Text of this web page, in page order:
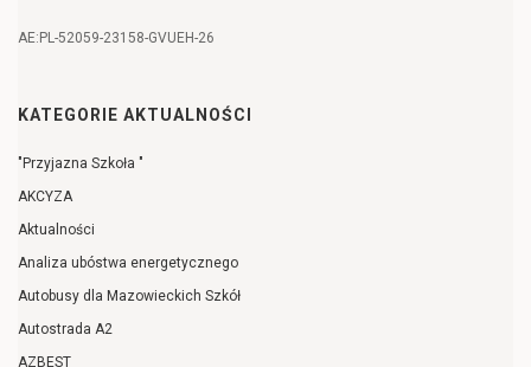
AE:PL-52059-23158-GVUEH-26
KATEGORIE AKTUALNOŚCI
"Przyjazna Szkoła "
AKCYZA
Aktualności
Analiza ubóstwa energetycznego
Autobusy dla Mazowieckich Szkół
Autostrada A2
AZBEST